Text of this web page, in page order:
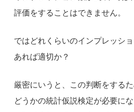
評価をすることはできません。
ではどれくらいのインプレッシ
あれば適切か？
厳密にいうと、この判断をする
どうかの統計仮説検定が必要に